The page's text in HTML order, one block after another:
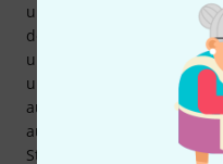
unter Musikern und
den 1990er Jahren
und kabellosen In-Ear-
und wurde innerhalb
auf diesem Gebiet.
auch eine breite Palette
Studio- und Liveeinsatz